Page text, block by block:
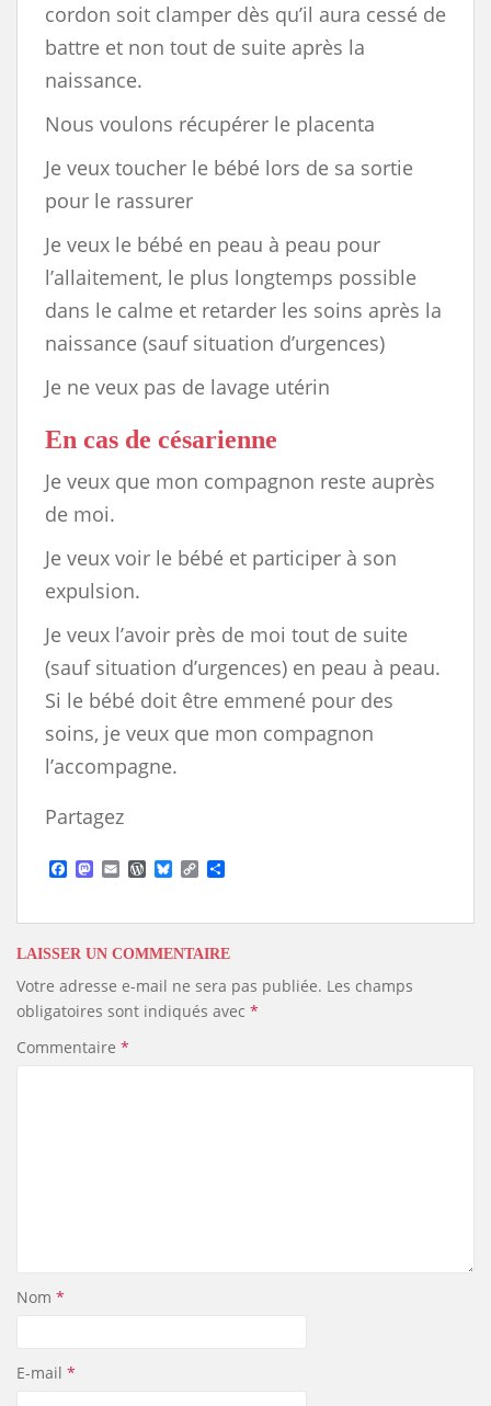
cordon soit clamper dès qu’il aura cessé de
battre et non tout de suite après la
naissance.
Nous voulons récupérer le placenta
Je veux toucher le bébé lors de sa sortie
pour le rassurer
Je veux le bébé en peau à peau pour
l’allaitement, le plus longtemps possible
dans le calme et retarder les soins après la
naissance (sauf situation d’urgences)
Je ne veux pas de lavage utérin
En cas de césarienne
Je veux que mon compagnon reste auprès
de moi.
Je veux voir le bébé et participer à son
expulsion.
Je veux l’avoir près de moi tout de suite
(sauf situation d’urgences) en peau à peau.
Si le bébé doit être emmené pour des
soins, je veux que mon compagnon
l’accompagne.
Partagez
a
e
o
o
k
M
a
t
d
n
E
m
i
W
o
d
r
s
s
B
e
k
C
o
y
i
k
r
LAISSER UN COMMENTAIRE
Votre adresse e-mail ne sera pas publiée. Les champs
obligatoires sont indiqués avec *
Commentaire *
Nom *
E-mail *